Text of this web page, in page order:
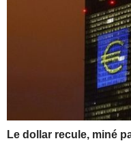
Le dollar recule, miné